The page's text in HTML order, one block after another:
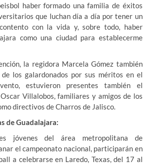
haber formado una familia de éxitos
que luchan día a día por tener un
con la vida y, sobre todo, haber
como una ciudad para establecerme
la regidora Marcela Gómez también
los galardonados por sus méritos en el
estuvieron presentes también el
Villalobos, familiares y amigos de los
directivos de Charros de Jalisco.
de Guadalajara:
jóvenes del área metropolitana de
el campeonato nacional, participarán en
a celebrarse en Laredo, Texas, del 17 al